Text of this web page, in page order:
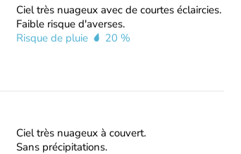
Ciel très nuageux avec de courtes éclaircies.
Faible risque d'averses.
Risque de pluie
20 %
Ciel très nuageux à couvert.
Sans précipitations.